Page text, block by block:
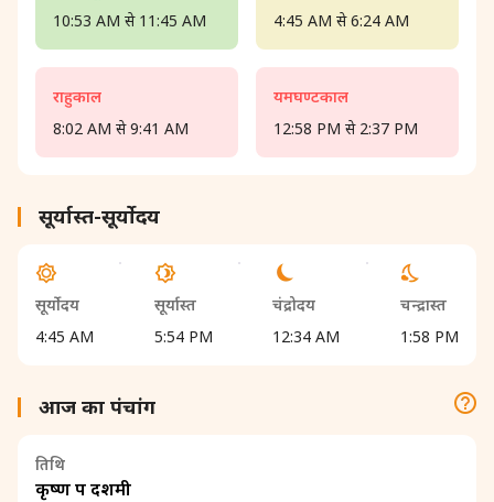
10:53 AM से 11:45 AM
राहुकाल
8:02 AM से 9:41 AM
4:45 AM से 6:24 AM
यमघण्टकाल
12:58 PM से 2:37 PM
सूर्यास्त-सूर्योदय
सूर्योदय
4:45 AM
सूर्यास्त
5:54 PM
चंद्रोदय
12:34 AM
चन्द्रास्त
1:58 PM
आज का पंचांग
तिथि
कृष्ण पक्ष दशमी